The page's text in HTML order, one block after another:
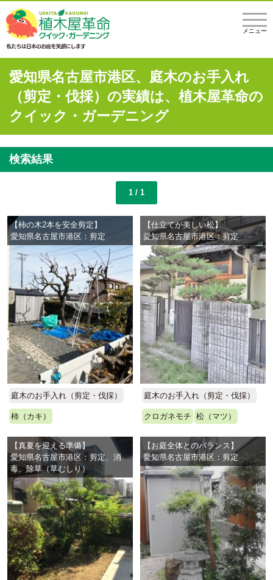
メニュー
愛知県名古屋市港区、庭木のお手入れ
（剪定・伐採）の実績は、植木屋革命の
クイック・ガーデニング
検索結果
1 / 1
【柿の木2本を安全剪定】
愛知県名古屋市港区：剪定
庭木のお手入れ（剪定・伐採）
柿（カキ）
【仕立てが美しい松】
愛知県名古屋市港区：剪定
庭木のお手入れ（剪定・伐採）
クロガネモチ 松（マツ）
【真夏を迎える準備】
愛知県名古屋市港区：剪定、消
毒、除草（草むしり）
【お庭全体とのバランス】
愛知県名古屋市港区：剪定